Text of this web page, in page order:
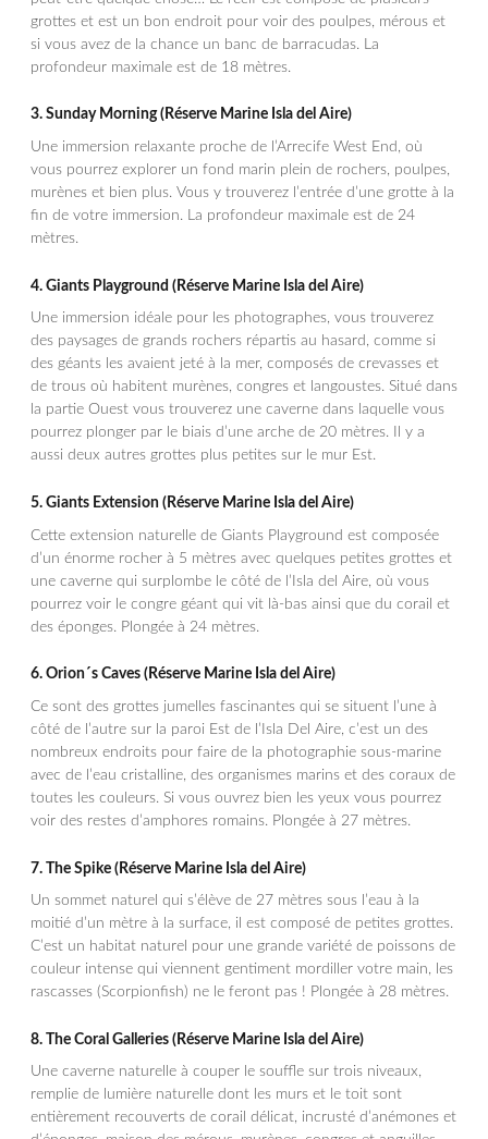
grottes et est un bon endroit pour voir des poulpes, mérous et
si vous avez de la chance un banc de barracudas. La
profondeur maximale est de 18 mètres.
3. Sunday Morning(Réserve Marine Isla del Aire)
Une immersion relaxante proche de l’Arrecife West End, où
vous pourrez explorer un fond marin plein de rochers, poulpes,
murènes et bien plus. Vous y trouverez l’entrée d’une grotte à la
fin de votre immersion. La profondeur maximale est de 24
mètres.
4. Giants Playground (Réserve Marine Isla del Aire)
Une immersion idéale pour les photographes, vous trouverez
des paysages de grands rochers répartis au hasard, comme si
des géants les avaient jeté à la mer, composés de crevasses et
de trous où habitent murènes, congres et langoustes. Situé dans
la partie Ouest vous trouverez une caverne dans laquelle vous
pourrez plonger par le biais d’une arche de 20 mètres. Il y a
aussi deux autres grottes plus petites sur le mur Est.
5. Giants Extension (Réserve Marine Isla del Aire)
Cette extension naturelle de Giants Playground est composée
d’un énorme rocher à 5 mètres avec quelques petites grottes et
une caverne qui surplombe le côté de l’Isla del Aire, où vous
pourrez voir le congre géant qui vit là-bas ainsi que du corail et
des éponges. Plongée à 24 mètres.
6. Orion´s Caves (Réserve Marine Isla del Aire)
Ce sont des grottes jumelles fascinantes qui se situent l’une à
côté de l’autre sur la paroi Est de l’Isla Del Aire, c’est un des
nombreux endroits pour faire de la photographie sous-marine
avec de l’eau cristalline, des organismes marins et des coraux de
toutes les couleurs. Si vous ouvrez bien les yeux vous pourrez
voir des restes d’amphores romains. Plongée à 27 mètres.
7. The Spike (Réserve Marine Isla del Aire)
Un sommet naturel qui s’élève de 27 mètres sous l’eau à la
moitié d’un mètre à la surface, il est composé de petites grottes.
C’est un habitat naturel pour une grande variété de poissons de
couleur intense qui viennent gentiment mordiller votre main, les
rascasses (Scorpionfish) ne le feront pas ! Plongée à 28 mètres.
8. The Coral Galleries (Réserve Marine Isla del Aire)
Une caverne naturelle à couper le souffle sur trois niveaux,
remplie de lumière naturelle dont les murs et le toit sont
entièrement recouverts de corail délicat, incrusté d’anémones et